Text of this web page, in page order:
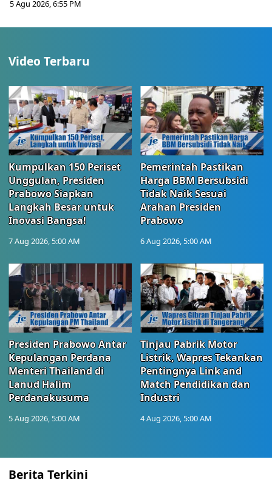
5 Agu 2026, 6:55 PM
Video Terbaru
Kumpulkan 150 Periset
Unggulan, Presiden
Prabowo Siapkan
Langkah Besar untuk
Inovasi Bangsa!
7 Aug 2026, 5:00 AM
Pemerintah Pastikan
Harga BBM Bersubsidi
Tidak Naik Sesuai
Arahan Presiden
Prabowo
6 Aug 2026, 5:00 AM
Presiden Prabowo Antar
Kepulangan Perdana
Menteri Thailand di
Lanud Halim
Perdanakusuma
5 Aug 2026, 5:00 AM
Tinjau Pabrik Motor
Listrik, Wapres Tekankan
Pentingnya Link and
Match Pendidikan dan
Industri
4 Aug 2026, 5:00 AM
Berita Terkini